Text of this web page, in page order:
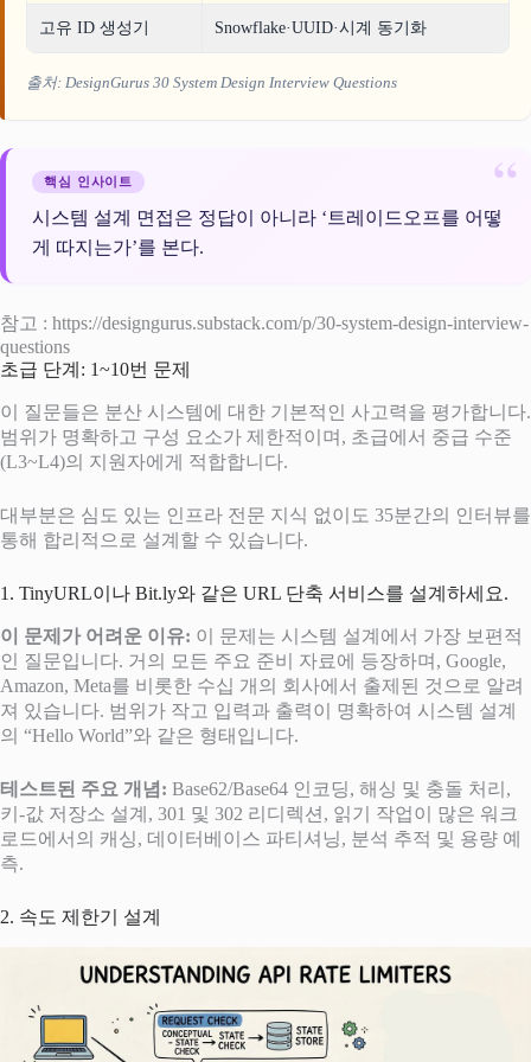
고유 ID 생성기 Snowflake·UUID·시계 동기화
출처: DesignGurus 30 System Design Interview Questions
핵심 인사이트
시스템 설계 면접은 정답이 아니라 ‘트레이드오프를 어떻
게 따지는가’를 본다.
참고 : https://designgurus.substack.com/p/30-system-design-interview-
questions
초급 단계: 1~10번 문제
이 질문들은 분산 시스템에 대한 기본적인 사고력을 평가합니다.
범위가 명확하고 구성 요소가 제한적이며, 초급에서 중급 수준
(L3~L4)의 지원자에게 적합합니다.
대부분은 심도 있는 인프라 전문 지식 없이도 35분간의 인터뷰를
통해 합리적으로 설계할 수 있습니다.
1. TinyURL이나 Bit.ly와 같은 URL 단축 서비스를 설계하세요.
이 문제가 어려운 이유: 이 문제는 시스템 설계에서 가장 보편적
인 질문입니다. 거의 모든 주요 준비 자료에 등장하며, Google,
Amazon, Meta를 비롯한 수십 개의 회사에서 출제된 것으로 알려
져 있습니다. 범위가 작고 입력과 출력이 명확하여 시스템 설계
의 “Hello World”와 같은 형태입니다.
테스트된 주요 개념: Base62/Base64 인코딩, 해싱 및 충돌 처리,
키-값 저장소 설계, 301 및 302 리디렉션, 읽기 작업이 많은 워크
로드에서의 캐싱, 데이터베이스 파티셔닝, 분석 추적 및 용량 예
측.
2. 속도 제한기 설계